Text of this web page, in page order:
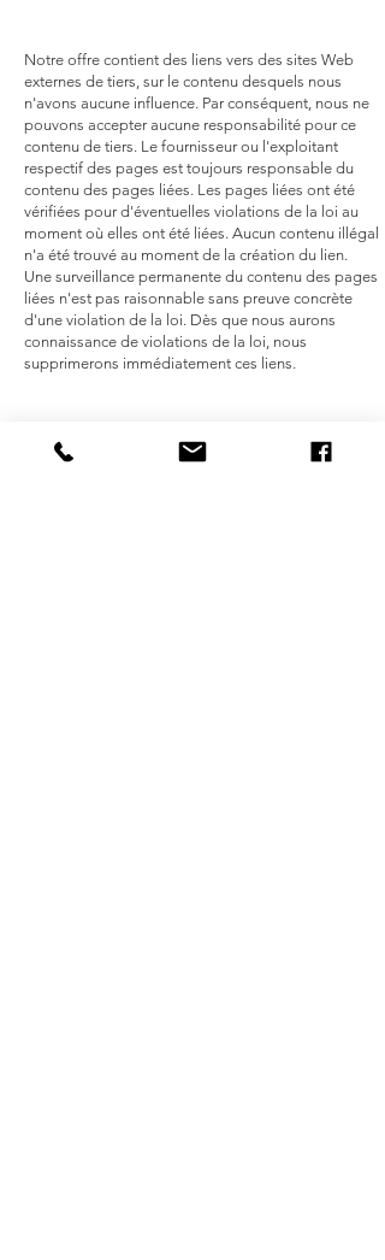
Notre offre contient des liens vers des sites Web
externes de tiers, sur le contenu desquels nous
n'avons aucune influence. Par conséquent, nous ne
pouvons accepter aucune responsabilité pour ce
contenu de tiers. Le fournisseur ou l'exploitant
respectif des pages est toujours responsable du
contenu des pages liées. Les pages liées ont été
vérifiées pour d'éventuelles violations de la loi au
moment où elles ont été liées. Aucun contenu illégal
n'a été trouvé au moment de la création du lien.
Une surveillance permanente du contenu des pages
liées n'est pas raisonnable sans preuve concrète
d'une violation de la loi. Dès que nous aurons
connaissance de violations de la loi, nous
supprimerons immédiatement ces liens.
DROITS D'AUTEUR